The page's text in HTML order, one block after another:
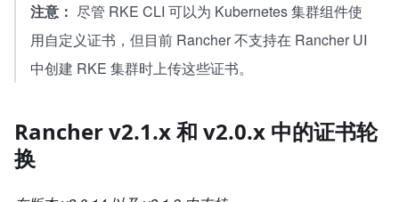
注意： 尽管 RKE CLI 可以为 Kubernetes 集群组件使
用自定义证书，但目前 Rancher 不支持在 Rancher UI
中创建 RKE 集群时上传这些证书。
Rancher v2.1.x 和 v2.0.x 中的证书轮
换